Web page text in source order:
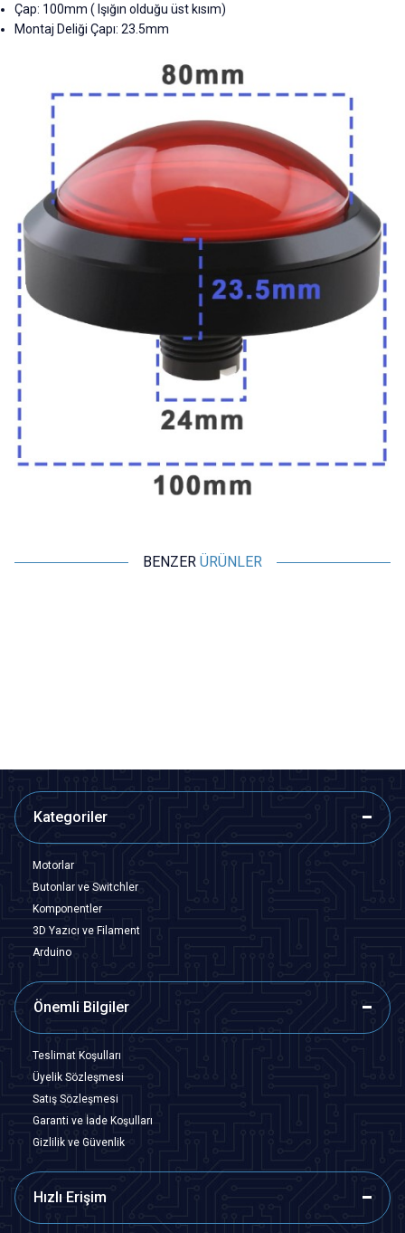
Çap: 100mm ( Işığın olduğu üst kısım)
Montaj Deliği Çapı: 23.5mm
BENZER ÜRÜNLER
Kategoriler
Motorlar
Butonlar ve Switchler
Komponentler
3D Yazıcı ve Filament
Arduino
Önemli Bilgiler
Teslimat Koşulları
Üyelik Sözleşmesi
Satış Sözleşmesi
Garanti ve İade Koşulları
Gizlilik ve Güvenlik
Hızlı Erişim